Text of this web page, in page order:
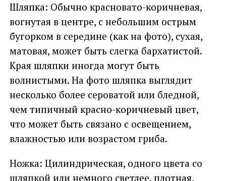
Шляпка: Обычно красновато-коричневая,
вогнутая в центре, с небольшим острым
бугорком в середине (как на фото), сухая,
матовая, может быть слегка бархатистой.
Края шляпки иногда могут быть
волнистыми. На фото шляпка выглядит
несколько более сероватой или бледной,
чем типичный красно-коричневый цвет,
что может быть связано с освещением,
влажностью или возрастом гриба.
Ножка: Цилиндрическая, одного цвета со
шляпкой или немного светлее, плотная,